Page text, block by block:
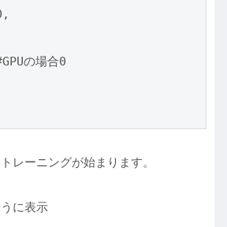
の場合0
レーニングが始まります。
に表示